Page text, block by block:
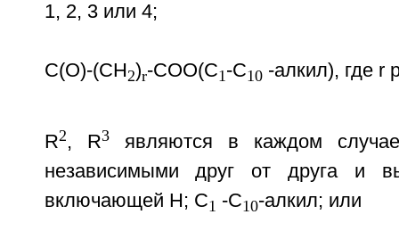
1, 2, 3 или 4;
C(O)-(CH 2)r-COO(C1-C10-алкил), где r
R2, R3являются в каждом
независимыми друг от друга и
включающей H; C1 -C10-алкил; или